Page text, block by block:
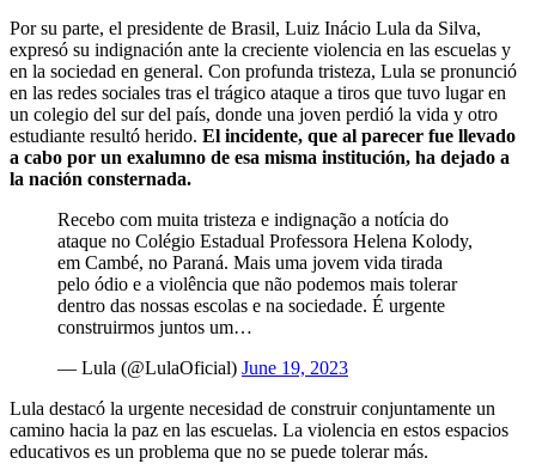
Por su parte, el presidente de Brasil, Luiz Inácio Lula da Silva,
expresó su indignación ante la creciente violencia en las escuelas y
en la sociedad en general. Con profunda tristeza, Lula se pronunció
en las redes sociales tras el trágico ataque a tiros que tuvo lugar en
un colegio del sur del país, donde una joven perdió la vida y otro
estudiante resultó herido. El incidente, que al parecer fue llevado
a cabo por un exalumno de esa misma institución, ha dejado a
la nación consternada.
Recebo com muita tristeza e indignação a notícia do
ataque no Colégio Estadual Professora Helena Kolody,
em Cambé, no Paraná. Mais uma jovem vida tirada
pelo ódio e a violência que não podemos mais tolerar
dentro das nossas escolas e na sociedade. É urgente
construirmos juntos um…
— Lula (@LulaOficial) June 19, 2023
Lula destacó la urgente necesidad de construir conjuntamente un
camino hacia la paz en las escuelas. La violencia en estos espacios
educativos es un problema que no se puede tolerar más.